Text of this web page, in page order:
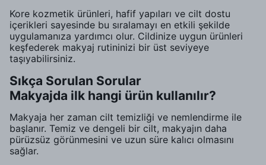
Kore kozmetik ürünleri, hafif yapıları ve cilt dostu
içerikleri sayesinde bu sıralamayı en etkili şekilde
uygulamanıza yardımcı olur. Cildinize uygun ürünleri
keşfederek makyaj rutininizi bir üst seviyeye
taşıyabilirsiniz.
Sıkça Sorulan Sorular
Makyajda ilk hangi ürün kullanılır?
Makyaja her zaman cilt temizliği ve nemlendirme ile
başlanır. Temiz ve dengeli bir cilt, makyajın daha
pürüzsüz görünmesini ve uzun süre kalıcı olmasını
sağlar.